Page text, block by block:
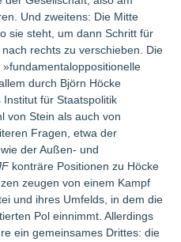
Und zweitens: Die Mitte
sie steht, um dann Schritt für
rechts zu verschieben. Die
durch Björn Höcke
für Staatspolitik
von Stein als auch von
Fragen, etwa der
der Außen- und
konträre Positionen zu Höcke
zeugen von einem Kampf
und ihres Umfelds, in dem die
Pol einnimmt. Allerdings
ein gemeinsames Drittes: die